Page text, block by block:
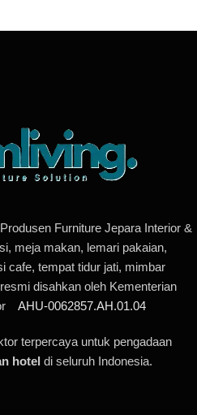
Produsen Furniture Jepara Interior &
meja makan, lemari pakaian,
cafe, tempat tidur jati, mimbar
disahkan oleh Kementerian
AHU-0062857.AH.01.04
terpercaya untuk pengadaan
hotel di seluruh Indonesia.